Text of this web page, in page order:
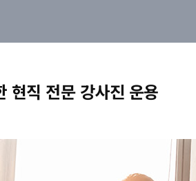
현직 전문 강사진 운용